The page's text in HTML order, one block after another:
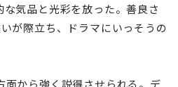
気品と光彩を放った。善良さ
が際立ち、ドラマにいっそうの
から強く説得させられる。デ